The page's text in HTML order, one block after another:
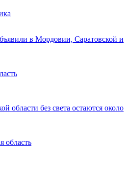
в Мордовии, Саратовской и
области без света остаются около
область